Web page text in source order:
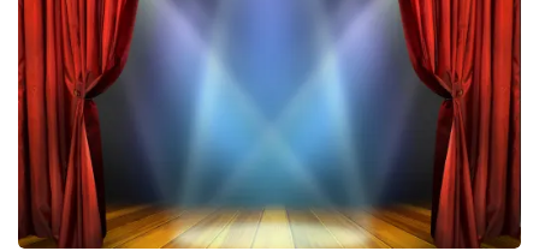
422 laatste 30 minuten
BESTEL NU